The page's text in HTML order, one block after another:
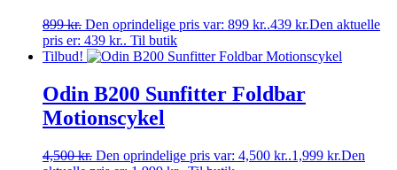
899kr. Den oprindelige pris var: 899 kr..439 kr.Den aktuelle
pris er: 439 kr.. Til butik
Tilbud!
Odin B200 Sunfitter Foldbar
Motionscykel
4,500kr. Den oprindelige pris var: 4,500 kr..1,999 kr.Den